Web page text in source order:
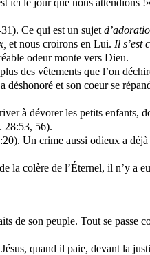
ici le jour que nous attendions
Ce qui est un sujet
et nous croirons en Lui. Il s’est
odeur monte vers Dieu.
des vêtements que l’on
et son coeur se
à dévorer les petits enfants,
28:53, 56).
Un crime aussi odieux a
la colère de l’Éternel, il n’y a
de son peuple. Tout se passe
quand il paie, devant la